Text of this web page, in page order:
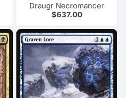
Draugr Necromancer
$637.00